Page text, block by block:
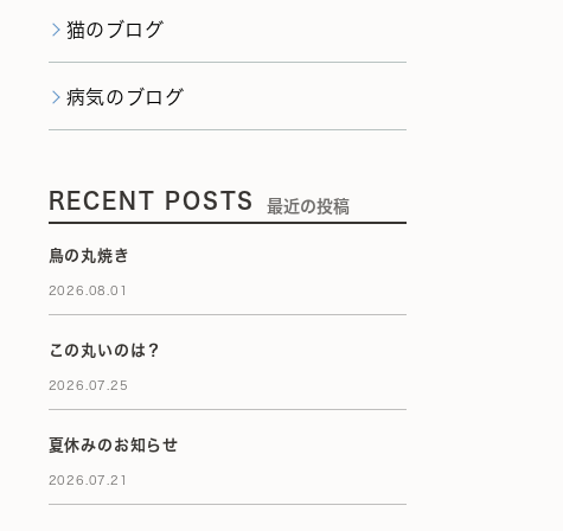
猫のブログ
病気のブログ
RECENT POSTS 最近の投稿
鳥の丸焼き
2026.08.01
この丸いのは？
2026.07.25
夏休みのお知らせ
2026.07.21